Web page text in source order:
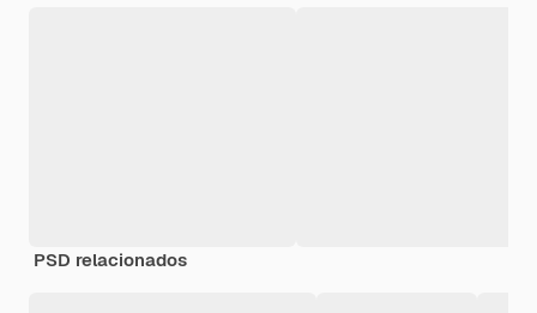
PSD relacionados